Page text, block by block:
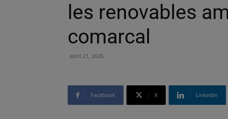
les renovables
comarcal
abril 21, 2026
Facebook X Linkedin